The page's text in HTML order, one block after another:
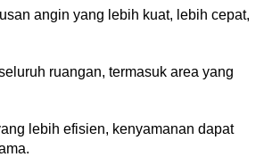
angin yang lebih kuat, lebih cepat,
ruangan, termasuk area yang
lebih efisien, kenyamanan dapat